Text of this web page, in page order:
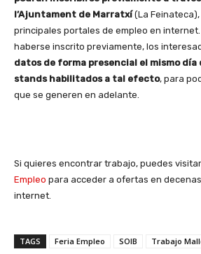
l’Ajuntament de Marratxí(La Feinateca),
principales portales de empleo en internet.
haberse inscrito previamente, los
datos de forma presencial el mismo día
stands habilitados a tal efecto, para
que se generen en adelante.
Si quieres encontrar trabajo, puedes visitar
Empleo para acceder a ofertas en
internet.
TAGS Feria Empleo SOIB Trabajo